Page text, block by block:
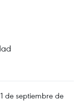
de septiembre de